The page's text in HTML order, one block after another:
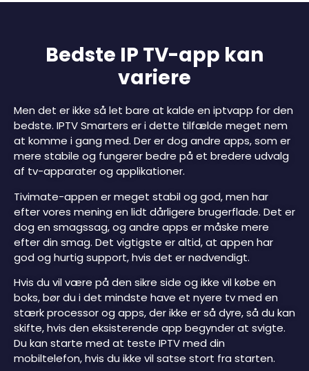
Bedste IP TV-app kan
variere
Men det er ikke så let bare at kalde en iptvapp for den
bedste. IPTV Smarters er i dette tilfælde meget nem
at komme i gang med. Der er dog andre apps, som er
mere stabile og fungerer bedre på et bredere udvalg
af tv-apparater og applikationer.
Tivimate-appen er meget stabil og god, men har
efter vores mening en lidt dårligere brugerflade. Det er
dog en smagssag, og andre apps er måske mere
efter din smag. Det vigtigste er altid, at appen har
god og hurtig support, hvis det er nødvendigt.
Hvis du vil være på den sikre side og ikke vil købe en
boks, bør du i det mindste have et nyere tv med en
stærk processor og apps, der ikke er så dyre, så du kan
skifte, hvis den eksisterende app begynder at svigte.
Du kan starte med at teste IPTV med din
mobiltelefon, hvis du ikke vil satse stort fra starten.